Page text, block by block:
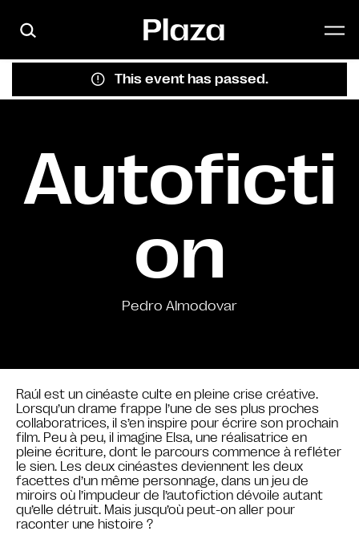
This event has passed.
Autoficti
on
Pedro Almodovar
Raúl est un cinéaste culte en pleine crise créative.
Lorsqu’un drame frappe l’une de ses plus proches
collaboratrices, il s’en inspire pour écrire son prochain
film. Peu à peu, il imagine Elsa, une réalisatrice en
pleine écriture, dont le parcours commence à refléter
le sien. Les deux cinéastes deviennent les deux
facettes d’un même personnage, dans un jeu de
miroirs où l’impudeur de l’autofiction dévoile autant
qu’elle détruit. Mais jusqu’où peut-on aller pour
raconter une histoire ?